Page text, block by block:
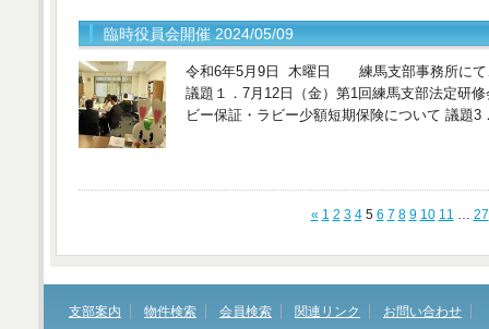
臨時役員会開催 2024/05/09
令和6年5月9日 木曜日 練馬支部事務所にて
議題１．7月12日（金）第1回練馬支部法定研
ビー保証・ラビー少額短期保険について 議題
« 1 2 3 4 5 6 7 8 9 10 11 … 27
支部案内 物件検索 会員検索 関連リンク お問い合わせ